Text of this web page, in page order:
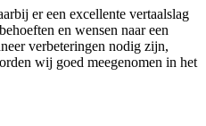
er een excellente vertaalslag
en wensen naar een
verbeteringen nodig zijn,
wij goed meegenomen in het